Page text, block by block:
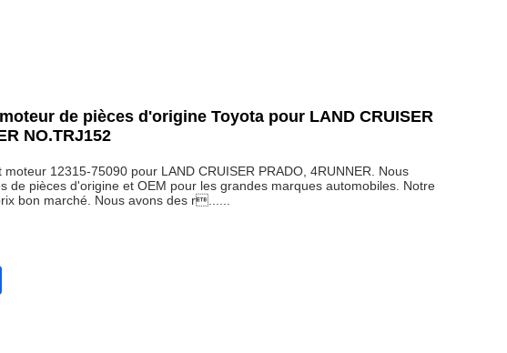
de pièces d'origine Toyota pour LAND CRUISER
NO.TRJ152
12315-75090 pour LAND CRUISER PRADO, 4RUNNER. Nous
de pièces d'origine et OEM pour les grandes marques automobiles. Notre
bon marché. Nous avons des r......